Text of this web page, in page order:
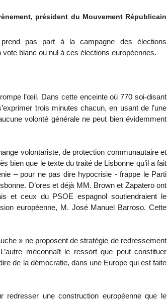
président du Mouvement Républicain
pas part à la campagne des élections
blanc ou nul à ces élections européennes.
l’œil. Dans cette enceinte où 770 soi-disant
trois minutes chacun, en usant de l’une
volonté générale ne peut bien évidemment
volontariste, de protection communautaire et
bien que le texte du traité de Lisbonne qu’il a fait
– pour ne pas dire hypocrisie - frappe le Parti
D’ores et déjà MM. Brown et Zapatero ont
et ceux du PSOE espagnol soutiendraient le
européenne, M. José Manuel Barroso. Cette
» ne proposent de stratégie de redressement
méconnaît le ressort que peut constituer
de la démocratie, dans une Europe qui est faite
redresser une construction européenne que le